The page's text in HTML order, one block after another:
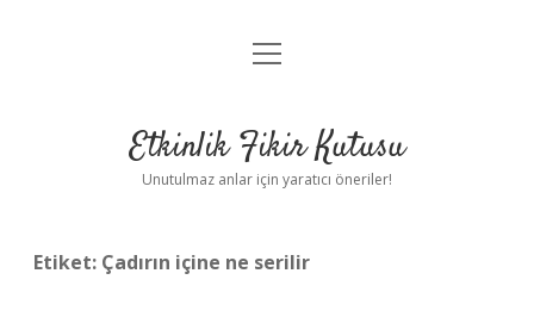
Anasayfa
Yasal Uyarı
menüyü
Etkinlik Fikir Kutusu
Unutulmaz anlar için yaratıcı öneriler!
Etiket: Çadırın içine ne serilir